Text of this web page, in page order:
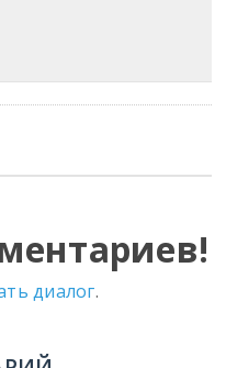
диалог.